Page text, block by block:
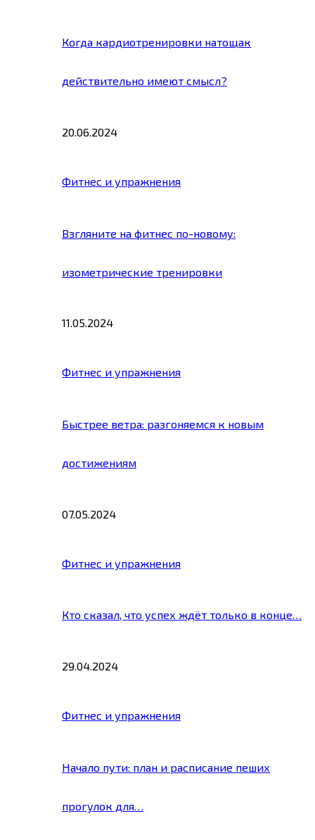
Когда кардиотренировки натощак
действительно имеют смысл?
20.06.2024
Фитнес и упражнения
Взгляните на фитнес по-новому:
изометрические тренировки
11.05.2024
Фитнес и упражнения
Быстрее ветра: разгоняемся к новым
достижениям
07.05.2024
Фитнес и упражнения
Кто сказал, что успех ждёт только в конце…
29.04.2024
Фитнес и упражнения
Начало пути: план и расписание пеших
прогулок для…